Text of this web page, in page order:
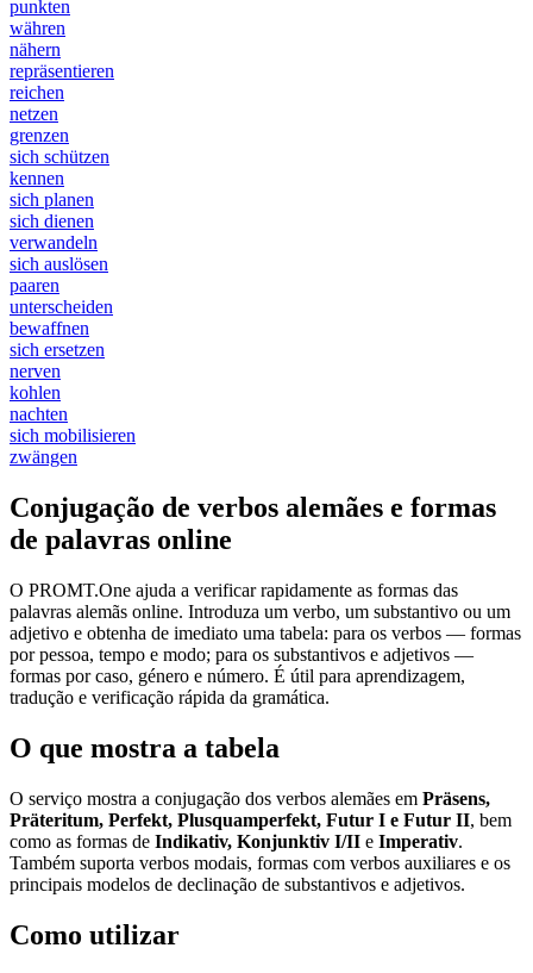
punkten
währen
nähern
repräsentieren
reichen
netzen
grenzen
sich schützen
kennen
sich planen
sich dienen
verwandeln
sich auslösen
paaren
unterscheiden
bewaffnen
sich ersetzen
nerven
kohlen
nachten
sich mobilisieren
zwängen
Conjugação de verbos alemães e formas
de palavras online
O PROMT.One ajuda a verificar rapidamente as formas das
palavras alemãs online. Introduza um verbo, um substantivo ou um
adjetivo e obtenha de imediato uma tabela: para os verbos — formas
por pessoa, tempo e modo; para os substantivos e adjetivos —
formas por caso, género e número. É útil para aprendizagem,
tradução e verificação rápida da gramática.
O que mostra a tabela
O serviço mostra a conjugação dos verbos alemães em Präsens,
Präteritum, Perfekt, Plusquamperfekt, Futur I e Futur II, bem
como as formas de Indikativ, Konjunktiv I/II e Imperativ.
Também suporta verbos modais, formas com verbos auxiliares e os
principais modelos de declinação de substantivos e adjetivos.
Como utilizar